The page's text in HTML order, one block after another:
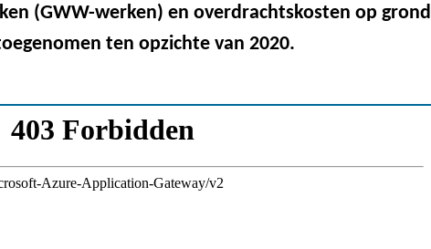
(GWW-werken) en overdrachtskosten op grond
ten opzichte van 2020.